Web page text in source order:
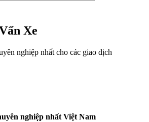
Xe
nghiệp nhất cho các giao dịch
nghiệp nhất Việt Nam